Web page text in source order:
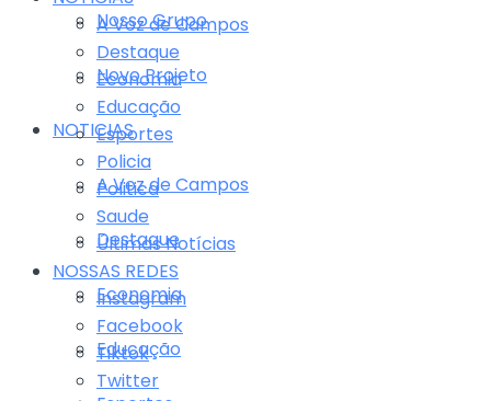
Nosso Grupo
Novo Projeto
NOTICIAS
A Voz de Campos
Destaque
Economia
Educação
A Voz de Campos
Destaque
Economia
Educação
Esportes
Policia
Politica
Saude
Últimas Notícias
NOSSAS REDES
Instagram
Facebook
Tiktok
Twitter